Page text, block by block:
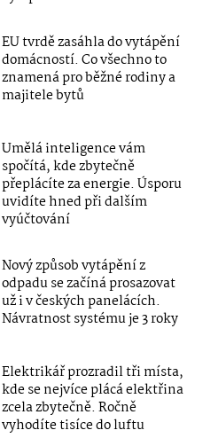
EU tvrdě zasáhla do vytápění
domácností. Co všechno to
znamená pro běžné rodiny a
majitele bytů
Umělá inteligence vám
spočítá, kde zbytečně
přeplácíte za energie. Úsporu
uvidíte hned při dalším
vyúčtování
Nový způsob vytápění z
odpadu se začíná prosazovat
už i v českých panelácích.
Návratnost systému je 3 roky
Elektrikář prozradil tři místa,
kde se nejvíce plácá elektřina
zcela zbytečně. Ročně
vyhodíte tisíce do luftu